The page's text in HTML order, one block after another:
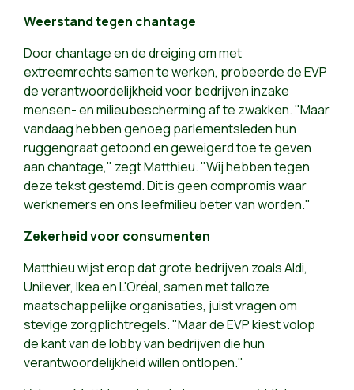
Weerstand tegen chantage
Door chantage en de dreiging om met
extreemrechts samen te werken, probeerde de EVP
de verantwoordelijkheid voor bedrijven inzake
mensen- en milieubescherming af te zwakken. "Maar
vandaag hebben genoeg parlementsleden hun
ruggengraat getoond en geweigerd toe te geven
aan chantage," zegt Matthieu. "Wij hebben tegen
deze tekst gestemd. Dit is geen compromis waar
werknemers en ons leefmilieu beter van worden."
Zekerheid voor consumenten
Matthieu wijst erop dat grote bedrijven zoals Aldi,
Unilever, Ikea en L'Oréal, samen met talloze
maatschappelijke organisaties, juist vragen om
stevige zorgplichtregels. "Maar de EVP kiest volop
de kant van de lobby van bedrijven die hun
verantwoordelijkheid willen ontlopen."